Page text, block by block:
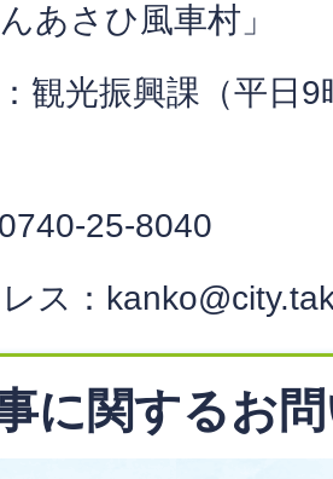
あさひ風車村」
観光振興課（平日
25-8040
ス：
に関するお